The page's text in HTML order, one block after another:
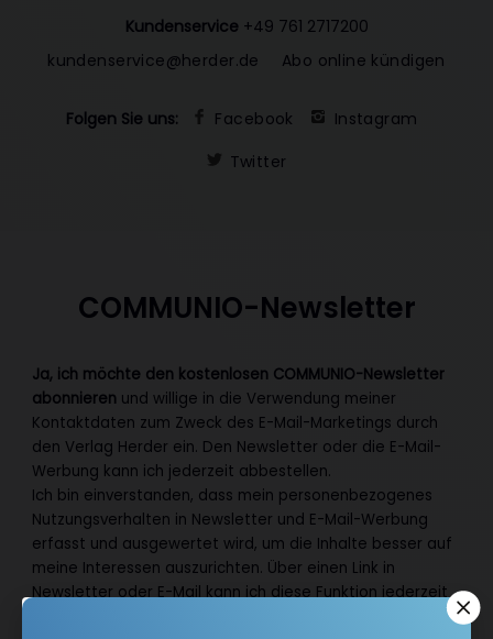
Kundenservice +49 761 2717200
kundenservice@herder.de
Abo online kündigen
Folgen Sie uns: Facebook
Instagram
Twitter
COMMUNIO-Newsletter
Ja, ich möchte den kostenlosen COMMUNIO-Newsletter
abonnieren und willige in die Verwendung meiner
Kontaktdaten zum Zweck des E-Mail-Marketings durch
den Verlag Herder ein. Den Newsletter oder die E-Mail-
Werbung kann ich jederzeit abbestellen.
Ich bin einverstanden, dass mein personenbezogenes
Nutzungsverhalten in Newsletter und E-Mail-Werbung
erfasst und ausgewertet wird, um die Inhalte besser auf
meine Interessen auszurichten. Über einen Link in
Newsletter oder E-Mail kann ich diese Funktion jederzeit